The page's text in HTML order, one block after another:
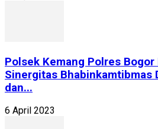
Polsek Kemang Polres Bogor
Sinergitas Bhabinkamtibmas
dan...
6 April 2023